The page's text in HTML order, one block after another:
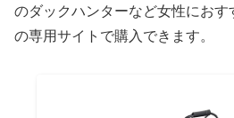
のダックハンターなど女性におす
の専用サイトで購入できます。